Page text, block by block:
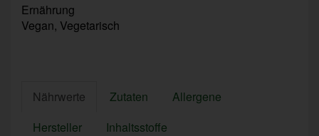
Ernährung
Vegan, Vegetarisch
Nährwerte Zutaten
Allergene
Hersteller
Inhaltsstoffe